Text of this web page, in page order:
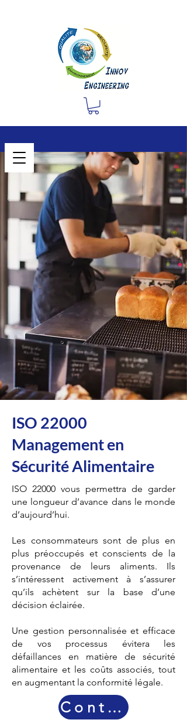
ISO 22000
Management en
Sécurité Alimentaire
ISO 22000 vous permettra de garder
une longueur d’avance dans le monde
d’aujourd’hui.
Les consommateurs sont de plus en
plus préoccupés et conscients de la
provenance de leurs aliments. Ils
s’intéressent activement à s’assurer
qu’ils achètent sur la base d’une
décision éclairée.
Une gestion personnalisée et efficace
de vos processus évitera les
défaillances en matière de sécurité
alimentaire et les coûts associés, tout
en augmentant la conformité légale.
Contactez-nous